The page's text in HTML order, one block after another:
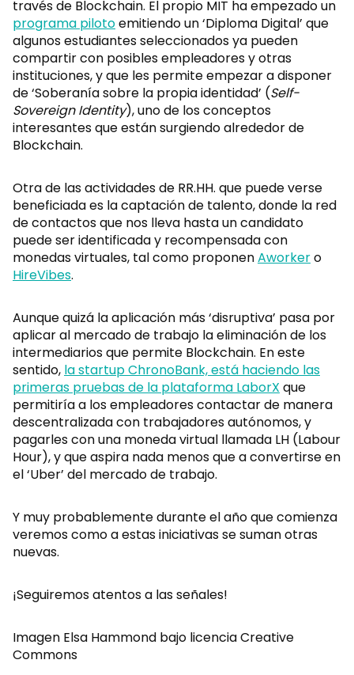
través de Blockchain. El propio MIT ha empezado un
programa pilotoemitiendo un ‘Diploma Digital’ que
algunos estudiantes seleccionados ya pueden
compartir con posibles empleadores y otras
instituciones, y que les permite empezar a disponer
de ‘Soberanía sobre la propia identidad’ (Self-
Sovereign Identity), uno de los conceptos
interesantes que están surgiendo alrededor de
Blockchain.
Otra de las actividades de RR.HH. que puede verse
beneficiada es la captación de talento, donde la red
de contactos que nos lleva hasta un candidato
puede ser identificada y recompensada con
monedas virtuales, tal como proponenAworkero
HireVibes.
Aunque quizá la aplicación más ‘disruptiva’ pasa por
aplicar al mercado de trabajo la eliminación de los
intermediarios que permite Blockchain. En este
sentido, la startup ChronoBank, está haciendo las
primeras pruebas de la plataforma LaborX que
permitiría a los empleadores contactar de manera
descentralizada con trabajadores autónomos, y
pagarles con una moneda virtual llamada LH (Labour
Hour), y que aspira nada menos que a convertirse en
el ‘Uber’ del mercado de trabajo.
Y muy probablemente durante el año que comienza
veremos como a estas iniciativas se suman otras
nuevas.
¡Seguiremos atentos a las señales!
Imagen Elsa Hammond bajo licencia Creative
Commons